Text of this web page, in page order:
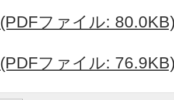
ファイル:
ファイル: